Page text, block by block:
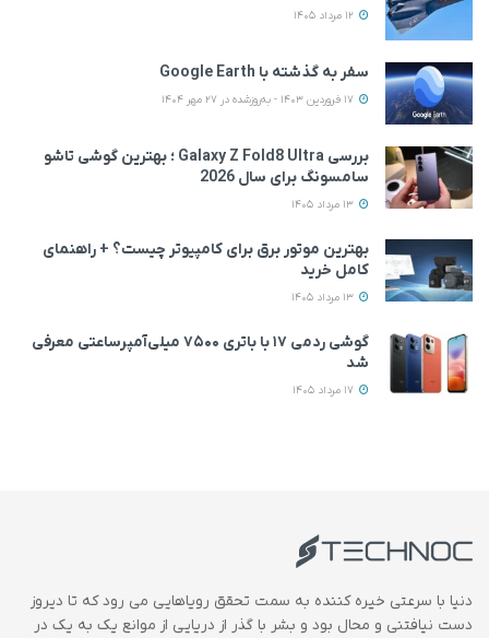
سفر به گذشته با Google Earth
بررسی Galaxy Z Fold8 Ultra ؛ بهترین گوشی تاشو
سامسونگ برای سال 2026
بهترین موتور برق برای کامپیوتر چیست؟ + راهنمای
کامل خرید
گوشی ردمی ۱۷ با باتری ۷۵۰۰ میلی‌آمپرساعتی معرفی
شد
دنیا با سرعتی خیره کننده به سمت تحقق رویاهایی می رود که تا دیروز
دست نیافتنی و محال بود و بشر با گذر از دریایی از موانع یک به یک در